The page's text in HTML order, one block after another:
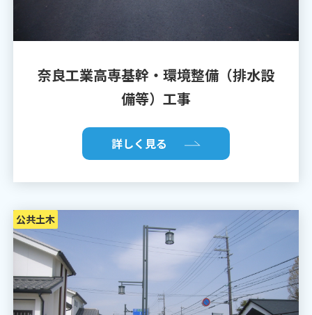
奈良工業高専基幹・環境整備（排水設
備等）工事
詳しく見る
公共土木